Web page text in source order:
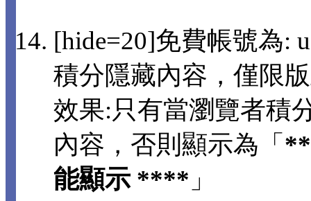
[hide=20]免費帳號為:
積分隱藏內容，僅限
效果:只有當瀏覽者積
內容，否則顯示為「
能顯示 **** 」